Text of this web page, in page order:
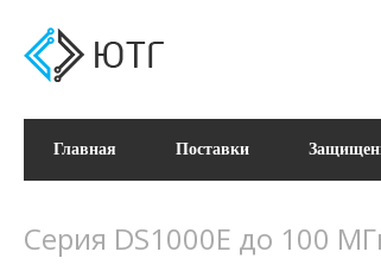
Главная Поставки
Серия DS1000E до 100